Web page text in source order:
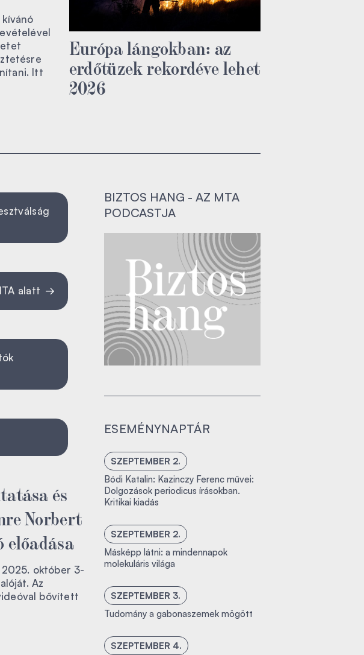
Itt
Európa lángokban: az
erdőtüzek rekordéve lehet
2026
alatt
és
Norbert
előadása
október 3-
Az
bővített
BIZTOS HANG - AZ MTA
PODCASTJA
ESEMÉNYNAPTÁR
SZEPTEMBER 2.
Bódi Katalin: Kazinczy Ferenc művei:
Dolgozások periodicus írásokban.
Kritikai kiadás
SZEPTEMBER 2.
Másképp látni: a mindennapok
molekuláris világa
SZEPTEMBER 3.
Tudomány a gabonaszemek mögött
SZEPTEMBER 4.